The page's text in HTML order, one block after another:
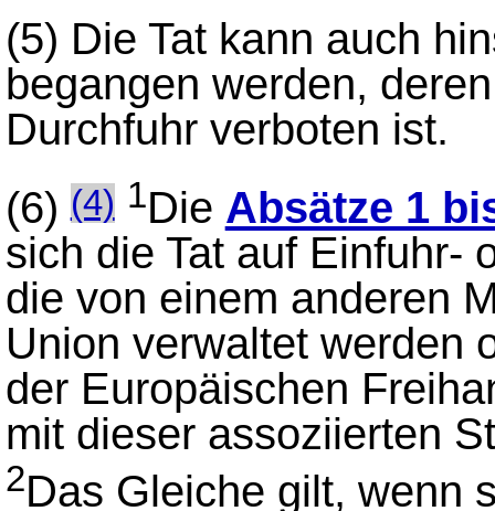
(5) Die Tat kann auch
begangen werden,
Durchfuhr verboten ist.
(6)(4) 1Die Absätze 1
sich die Tat auf Einfuhr-
die von einem anderen
Union verwaltet werden
der Europäischen
mit dieser assoziierten
2Das Gleiche gilt, wenn